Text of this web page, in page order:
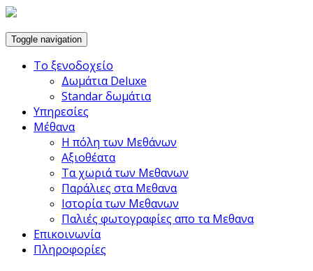
Toggle navigation
Το ξενοδοχείο
Δωμάτια Deluxe
Standar δωμάτια
Υπηρεσίες
Μέθανα
Η πόλη των Μεθάνων
Αξιοθέατα
Τα χωριά των Μεθανων
Παράλιες στα Μεθανα
Ιστορία των Μεθανων
Παλιές φωτογραφίες απο τα Μεθανα
Επικοινωνία
Πληροφορίες